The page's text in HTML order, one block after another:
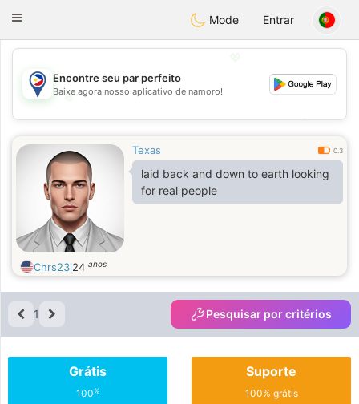
PhilippinesChat
Toggle
Mode Entrar
💖
💕
Encontre seu par perfeito
Baixe agora nosso aplicativo de namoro!
Texas 0.3
laid back and down to earth looking
for real people
Chrs23i24 anos
1 Pesquisar por critérios
Grátis
100%
Suporte
100% grátis